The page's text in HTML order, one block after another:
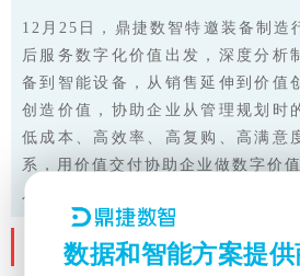
12月25日，鼎捷数智特邀装备制造
后服务数字化价值出发，深度分析
备到智能设备，从销售延伸到价值
创造价值，协助企业从管理规划时
低成本、高效率、高复购、高满意
系 ，用价值交付协助企业做数字价
重点
数据和智能方案提供